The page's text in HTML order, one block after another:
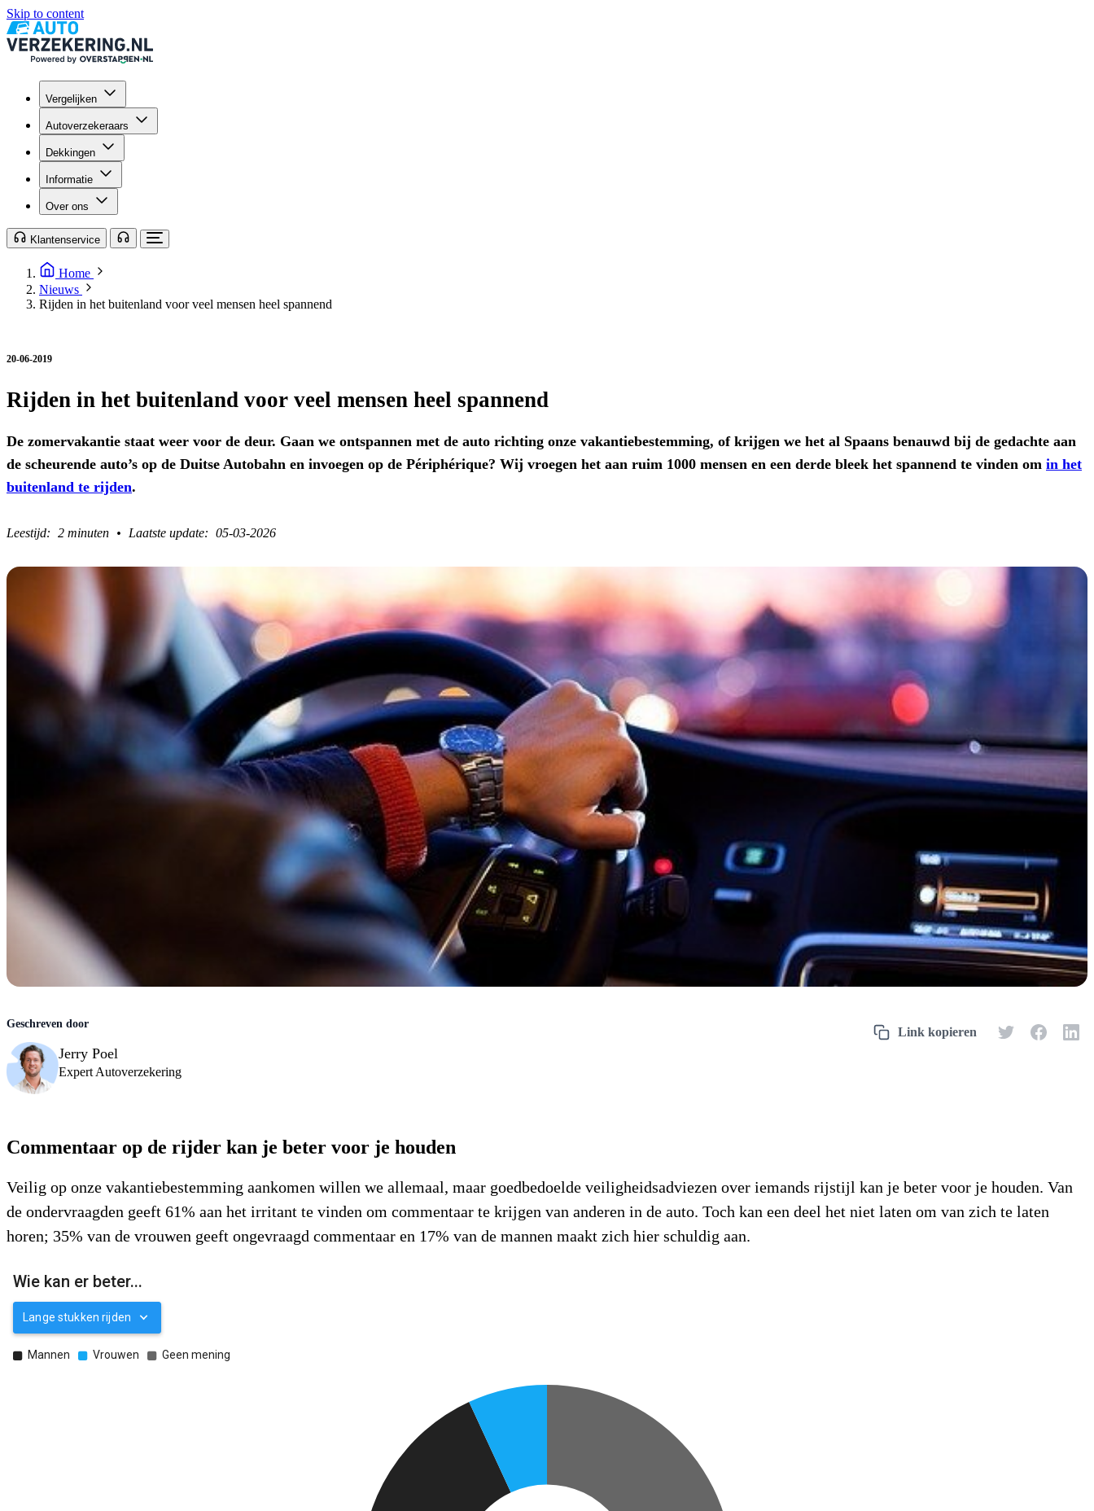
Skip to content
Vergelijken
Autoverzekeraars
Dekkingen
Informatie
Over ons
Klantenservice
Home
Nieuws
Rijden in het buitenland voor veel mensen heel spannend
20-06-2019
Rijden in het buitenland voor veel mensen heel spannend
De zomervakantie staat weer voor de deur. Gaan we ontspannen met de auto richting onze vakantiebestemming, of krijgen we het al Spaans benauwd bij de gedachte aan
de scheurende auto’s op de Duitse Autobahn en invoegen op de Périphérique? Wij vroegen het aan ruim 1000 mensen en een derde bleek het spannend te vinden om in het
buitenland te rijden.
2 minuten 05-03-2026
Jerry Poel
Expert Autoverzekering
Commentaar op de rijder kan je beter voor je houden
Veilig op onze vakantiebestemming aankomen willen we allemaal, maar goedbedoelde veiligheidsadviezen over iemands rijstijl kan je beter voor je houden. Van
de ondervraagden geeft 61% aan het irritant te vinden om commentaar te krijgen van anderen in de auto. Toch kan een deel het niet laten om van zich te laten
horen; 35% van de vrouwen geeft ongevraagd commentaar en 17% van de mannen maakt zich hier schuldig aan.